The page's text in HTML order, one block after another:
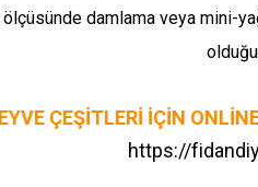
ölçüsünde damlama veya
ÇEŞİTLERİ İÇİN
https://